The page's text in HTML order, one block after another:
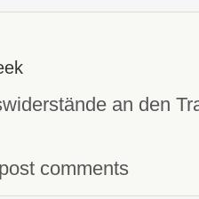
an den
comments